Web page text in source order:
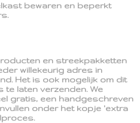
bewaren en beperkt
en streekpakketten
willekeurig adres in
Het is ook mogelijk om dit
laten verzenden. We
gratis, een handgeschreven
onder het kopje 'extra